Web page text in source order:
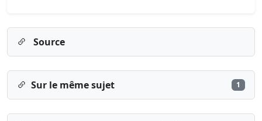
Source
Sur le même sujet 1